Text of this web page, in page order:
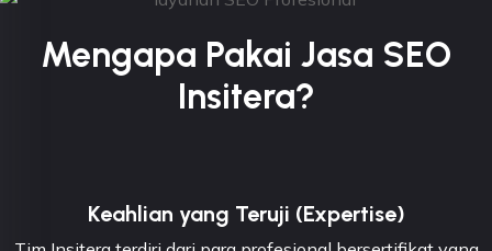
Mengapa Pakai Jasa SEO
Insitera?
Keahlian yang Teruji (Expertise)